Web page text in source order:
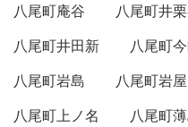
八尾町庵谷
八尾町井
八尾町井田新
八尾町
八尾町岩島
八尾町岩屋
八尾町上ノ名
八尾町